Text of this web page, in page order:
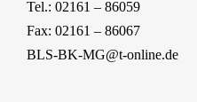
Tel.: 02161 – 86059
Fax: 02161 – 86067
BLS-BK-MG@t-online.de